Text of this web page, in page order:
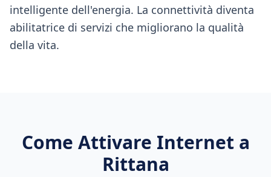
intelligente dell'energia. La connettività diventa
abilitatrice di servizi che migliorano la qualità
della vita.
Come Attivare Internet a
Rittana